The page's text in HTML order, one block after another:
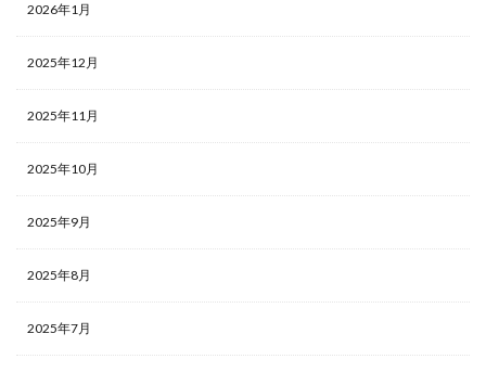
2026年1月
2025年12月
2025年11月
2025年10月
2025年9月
2025年8月
2025年7月